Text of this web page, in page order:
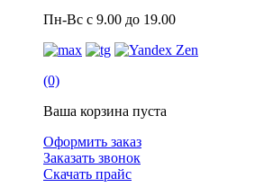
Пн-Вс с 9.00 до 19.00
(0)
Ваша корзина пуста
Оформить заказ
Заказать звонок
Скачать прайс